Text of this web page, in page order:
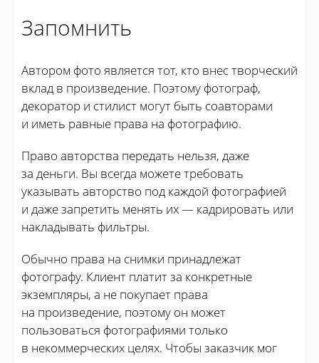
Запомнить
Автором фото является тот, кто внес творческий
вклад в произведение. Поэтому фотограф,
декоратор и стилист могут быть соавторами
и иметь равные права на фотографию.
Право авторства передать нельзя, даже
за деньги. Вы всегда можете требовать
указывать авторство под каждой фотографией
и даже запретить менять их — кадрировать или
накладывать фильтры.
Обычно права на снимки принадлежат
фотографу. Клиент платит за конкретные
экземпляры, а не покупает права
на произведение, поэтому он может
пользоваться фотографиями только
в некоммерческих целях. Чтобы заказчик мог